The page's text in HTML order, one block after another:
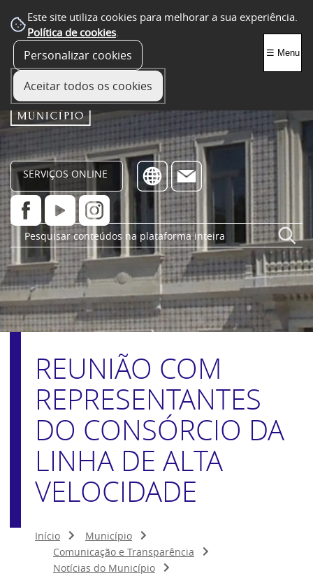
Este site utiliza cookies para melhorar a sua experiência.
Política de cookies.
Personalizar cookies
Aceitar todos os cookies
SERVIÇOS ONLINE
☰ Menu
REUNIÃO COM
REPRESENTANTES
DO CONSÓRCIO DA
LINHA DE ALTA
VELOCIDADE
Início
Município
Comunicação e Transparência
Notícias do Município